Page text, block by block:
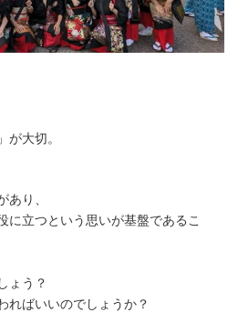
が大切。
あり、
に立つという思いが基盤であるこ
ょう？
ればいいのでしょうか？